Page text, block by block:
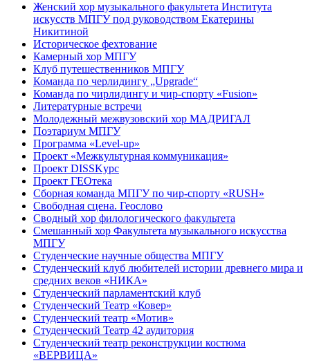
Женский хор музыкального факультета Института
искусств МПГУ под руководством Екатерины
Никитиной
Историческое фехтование
Камерный хор МПГУ
Клуб путешественников МПГУ
Команда по черлидингу „Upgrade“
Команда по чирлидингу и чир-спорту «Fusion»
Литературные встречи
Молодежный межвузовский хор МАДРИГАЛ
Поэтариум МПГУ
Программа «Level-up»
Проект «Межкультурная коммуникация»
Проект DISSKурс
Проект ГЕОтека
Сборная команда МПГУ по чир-спорту «RUSH»
Свободная сцена. Геослово
Сводный хор филологического факультета
Смешанный хор Факультета музыкального искусства
МПГУ
Студенческие научные общества МПГУ
Студенческий клуб любителей истории древнего мира и
средних веков «НИКА»
Студенческий парламентский клуб
Студенческий Театр «Ковер»
Студенческий театр «Мотив»
Студенческий Театр 42 аудитория
Студенческий театр реконструкции костюма
«ВЕРВИЦА»